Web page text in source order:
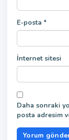
E-posta *
İnternet sitesi
Daha sonraki
posta adresim